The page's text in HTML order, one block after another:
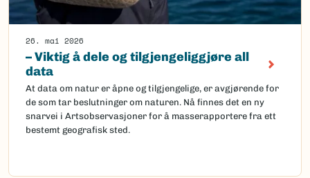
26. mai 2026
– Viktig å dele og tilgjengeliggjøre all
data
At data om natur er åpne og tilgjengelige, er avgjørende for
de som tar beslutninger om naturen. Nå finnes det en ny
snarvei i Artsobservasjoner for å masserapportere fra ett
bestemt geografisk sted.